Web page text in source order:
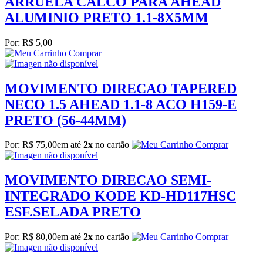
ALUMINIO PRETO 1.1-8X5MM
Por: R$ 5,00
Comprar
MOVIMENTO DIRECAO TAPERED
NECO 1.5 AHEAD 1.1-8 ACO H159-E
PRETO (56-44MM)
Por: R$ 75,00em até 2x no cartão Comprar
MOVIMENTO DIRECAO SEMI-
INTEGRADO KODE KD-HD117HSC
ESF.SELADA PRETO
Por: R$ 80,00em até 2x no cartão Comprar